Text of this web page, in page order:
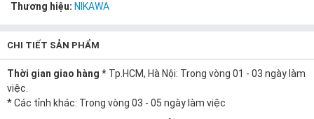
Thương hiệu: NIKAWA
CHI TIẾT SẢN PHẨM
Thời gian giao hàng * Tp.HCM, Hà Nội: Trong vòng 01 - 03 ngày làm
việc.
* Các tỉnh khác: Trong vòng 03 - 05 ngày làm việc